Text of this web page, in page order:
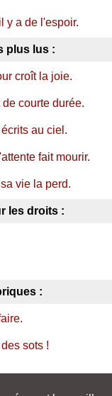
y a de l'espoir.
plus lus :
croît la joie.
courte durée.
au ciel.
fait mourir.
vie la perd.
les droits :
:
sots !